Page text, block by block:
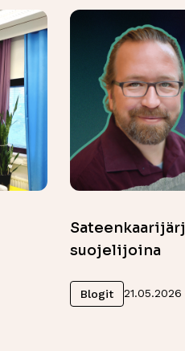
suojelijoina
Blogit 21.05.2026